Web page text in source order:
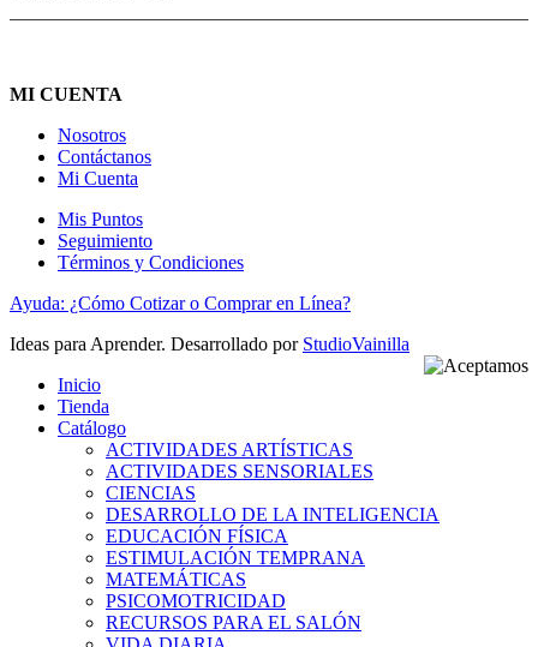
MI CUENTA
Nosotros
Contáctanos
Mi Cuenta
Mis Puntos
Seguimiento
Términos y Condiciones
Ayuda: ¿Cómo Cotizar o Comprar en Línea?
Ideas para Aprender. Desarrollado por StudioVainilla
Inicio
Tienda
Catálogo
ACTIVIDADES ARTÍSTICAS
ACTIVIDADES SENSORIALES
CIENCIAS
DESARROLLO DE LA INTELIGENCIA
EDUCACIÓN FÍSICA
ESTIMULACIÓN TEMPRANA
MATEMÁTICAS
PSICOMOTRICIDAD
RECURSOS PARA EL SALÓN